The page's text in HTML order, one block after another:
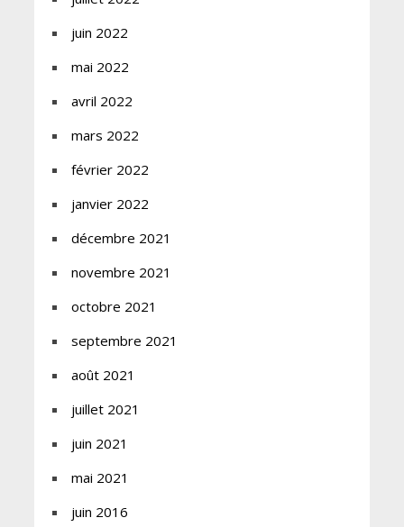
juin 2022
mai 2022
avril 2022
mars 2022
février 2022
janvier 2022
décembre 2021
novembre 2021
octobre 2021
septembre 2021
août 2021
juillet 2021
juin 2021
mai 2021
juin 2016